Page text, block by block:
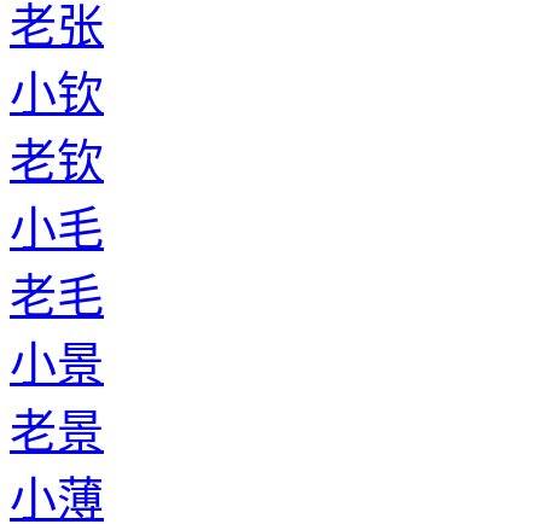
老张
小钦
老钦
小毛
老毛
小景
老景
小薄